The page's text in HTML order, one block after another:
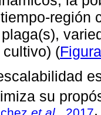
región
(
su
et al ., 2017